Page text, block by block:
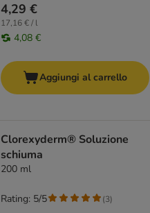
4,29 €
17,16 € / l
4,08 €
Aggiungi al carrello
Clorexyderm® Soluzione
schiuma
200 ml
Rating: 5/5 (3)